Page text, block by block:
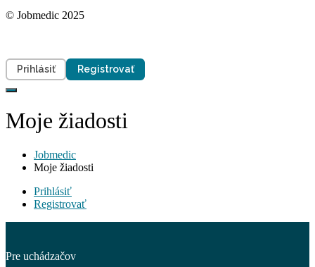
© Jobmedic 2025
Prihlásiť Registrovať
Moje žiadosti
Jobmedic
Moje žiadosti
Prihlásiť
Registrovať
Pre uchádzačov